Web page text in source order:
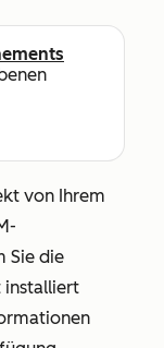
von Ihrem
Sie die
installiert